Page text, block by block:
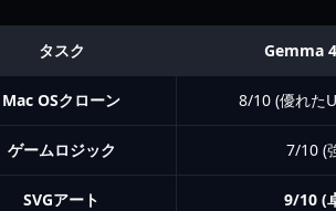
タスク Gemma
Mac OSクローン 8/10 (優れた
ゲームロジック 7/10 (
SVGアート 9/10 (